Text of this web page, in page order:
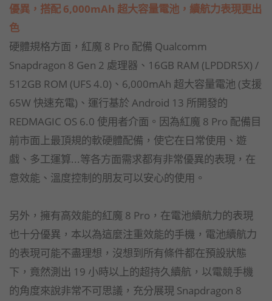
優異，搭配 6,000mAh 超大容量電池，續航力表現更出
色
硬體規格方面，紅魔 8 Pro 配備 Qualcomm
Snapdragon 8 Gen 2 處理器、16GB RAM (LPDDR5X) /
512GB ROM (UFS 4.0)、6,000mAh 超大容量電池 (支援
65W 快速充電)、運行基於 Android 13 所開發的
REDMAGIC OS 6.0 使用者介面。因為紅魔 8 Pro 配備目
前市面上最頂規的軟硬體配備，使它在日常使用、遊
戲、多工運算...等各方面需求都有非常優異的表現，在
意效能、溫度控制的朋友可以安心的使用。
另外，擁有高效能的紅魔 8 Pro，在電池續航力的表現
也十分優異，本以為這麼注重效能的手機，電池續航力
的表現可能不盡理想，沒想到所有條件都在預設狀態
下，竟然測出 19 小時以上的超持久續航，以電競手機
的角度來說非常不可思議，充分展現 Snapdragon 8